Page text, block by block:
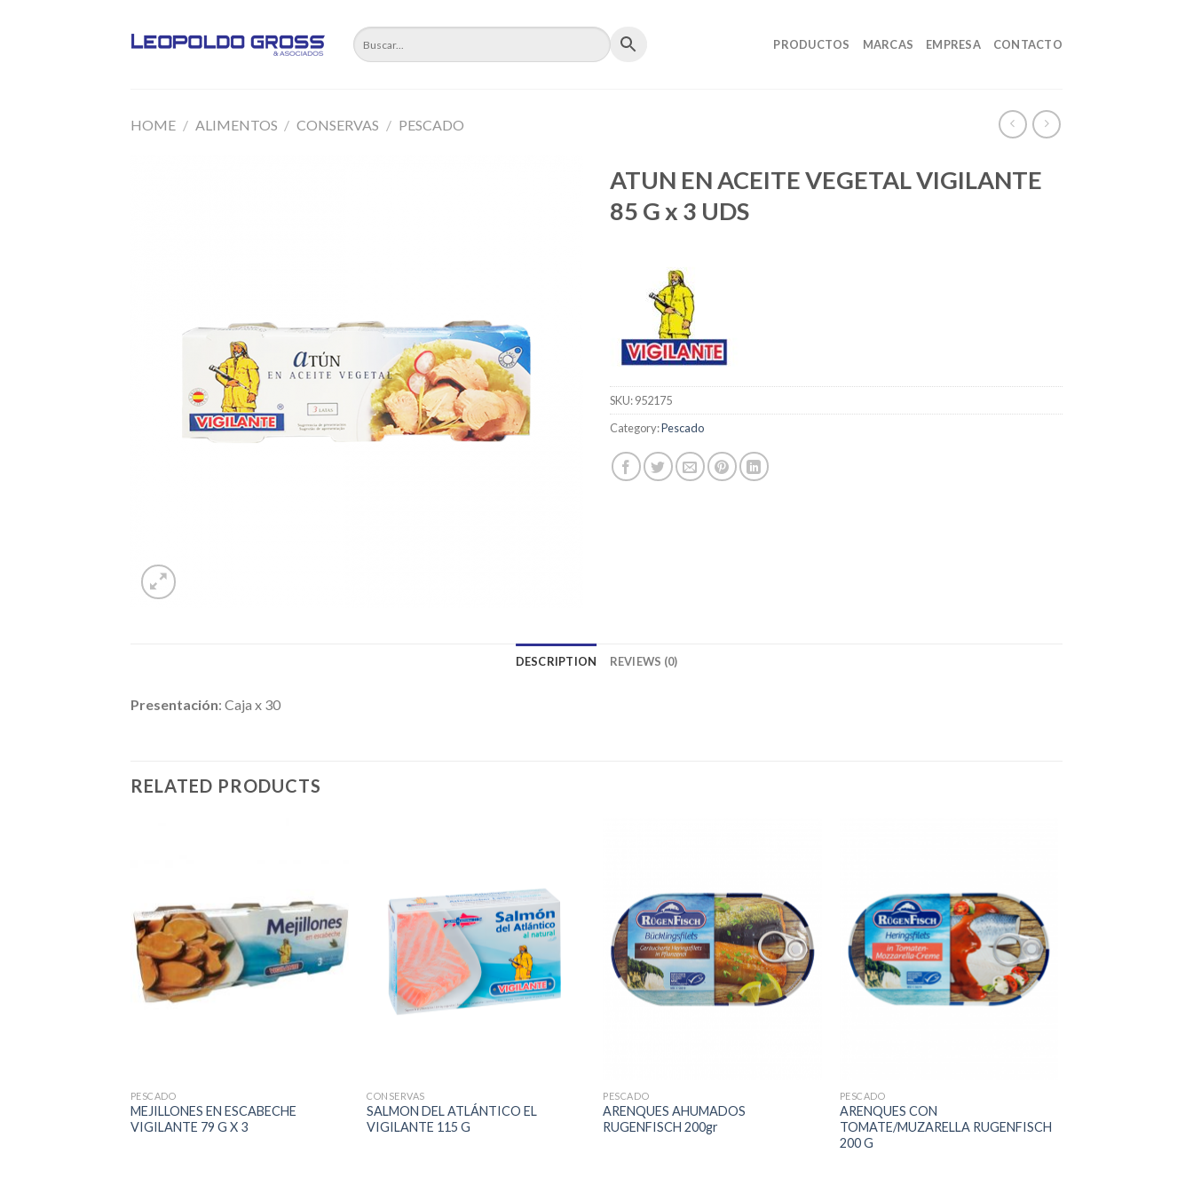
PRODUCTOS MARCAS EMPRESA CONTACTO
HOME / ALIMENTOS / CONSERVAS / PESCADO
ATUN EN ACEITE VEGETAL VIGILANTE
85 G x 3 UDS
SKU:952175
Category:Pescado
DESCRIPTION REVIEWS (0)
Presentación: Caja x 30
RELATED PRODUCTS
PESCADO
MEJILLONES EN ESCABECHE
VIGILANTE 79 G X 3
CONSERVAS
SALMON DEL ATLÁNTICO EL
VIGILANTE 115 G
PESCADO
ARENQUES AHUMADOS
RUGENFISCH 200gr
PESCADO
ARENQUES CON
TOMATE/MUZARELLA RUGENFISCH
200 G